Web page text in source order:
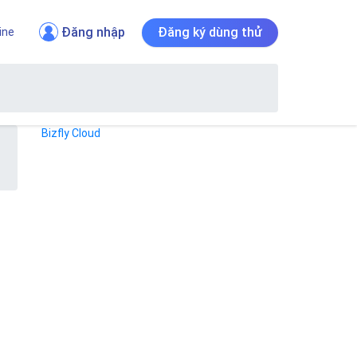
Đăng nhập Đăng ký dùng thử
Bizfly Cloud